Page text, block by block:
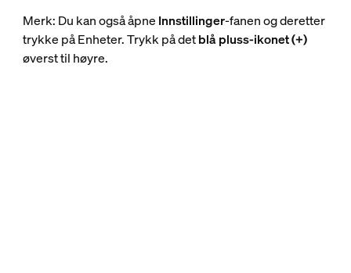
Merk: Du kan også åpne Innstillinger-fanen og deretter
trykke på Enheter. Trykk på detblå pluss-ikonet (+)
øverst til høyre.